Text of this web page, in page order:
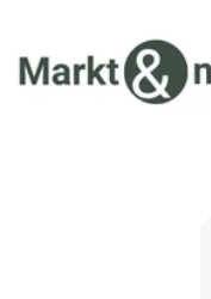
inhoud